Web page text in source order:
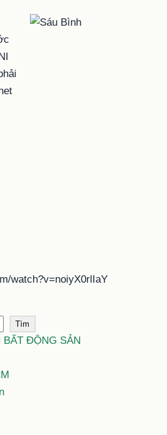
watch?v=noiyX0rlIaY
Tìm
BẤT ĐỘNG SẢN